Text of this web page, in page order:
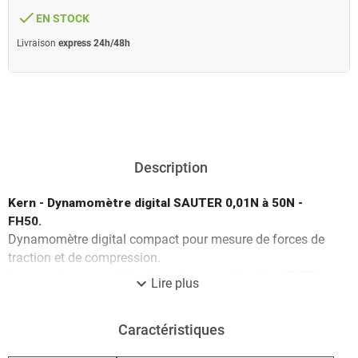
done EN STOCK
Livraison express 24h/48h
Description
Kern - Dynamomètre digital SAUTER 0,01N à 50N -
FH50.
Dynamomètre digital compact pour mesure de forces de
traction et de compression.
Les avantages produits de ce dynamomètre Kern FH50.
- Peut être monté sur tous les bancs d'essai SAUTER
expand_more Lire plus
Caractéristiques